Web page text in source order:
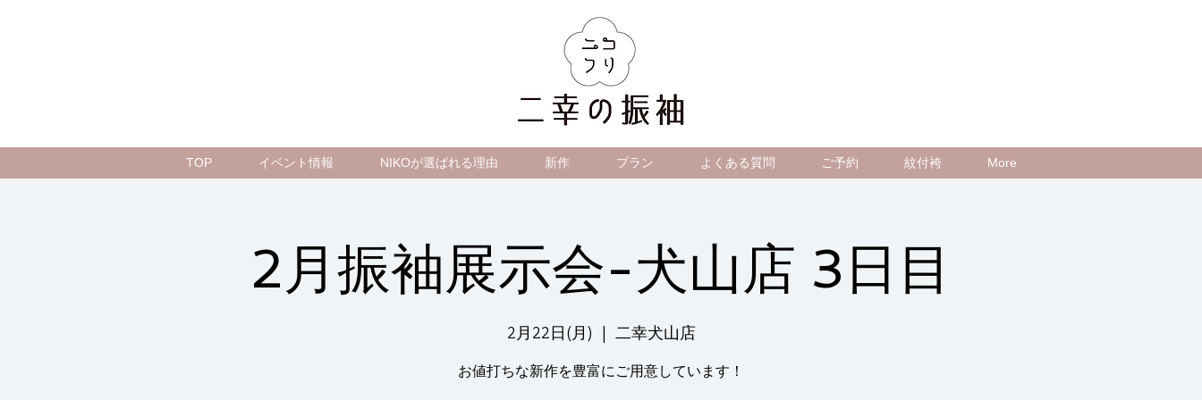
TOP イベント情報 NIKOが選ばれる理由 新作 プラン よくある質問 ご予約 紋付袴 More
2月振袖展示会-犬山店 3日目
2月22日(月)
  |
二幸犬山店
お値打ちな新作を豊富にご用意しています！